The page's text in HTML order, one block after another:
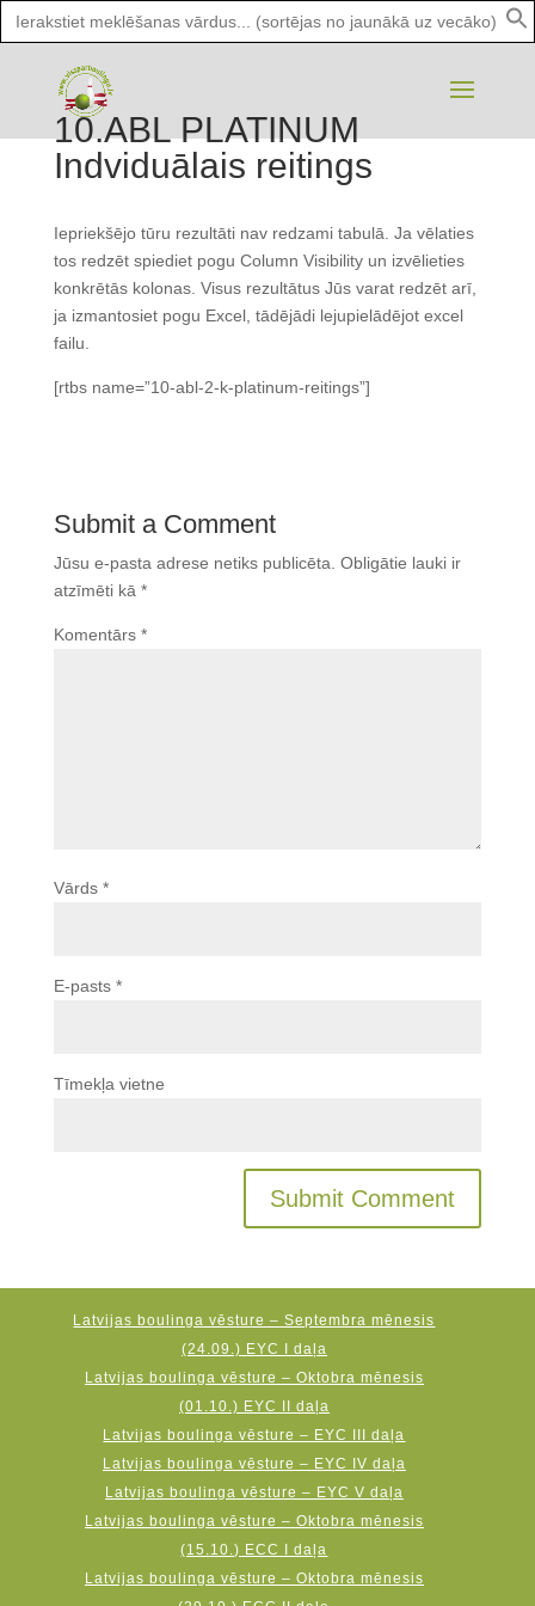
Search
for:
10.ABL PLATINUM
Indviduālais reitings
Iepriekšējo tūru rezultāti nav redzami tabulā. Ja vēlaties
tos redzēt spiediet pogu Column Visibility un izvēlieties
konkrētās kolonas. Visus rezultātus Jūs varat redzēt arī,
ja izmantosiet pogu Excel, tādējādi lejupielādējot excel
failu.
[rtbs name=”10-abl-2-k-platinum-reitings”]
Submit a Comment
Jūsu e-pasta adrese netiks publicēta. Obligātie lauki ir
atzīmēti kā *
Komentārs *
Vārds *
E-pasts *
Tīmekļa vietne
Latvijas boulinga vēsture – Septembra mēnesis
(24.09.) EYC I daļa
Latvijas boulinga vēsture – Oktobra mēnesis
(01.10.) EYC II daļa
Latvijas boulinga vēsture – EYC III daļa
Latvijas boulinga vēsture – EYC IV daļa
Latvijas boulinga vēsture – EYC V daļa
Latvijas boulinga vēsture – Oktobra mēnesis
(15.10.) ECC I daļa
Latvijas boulinga vēsture – Oktobra mēnesis